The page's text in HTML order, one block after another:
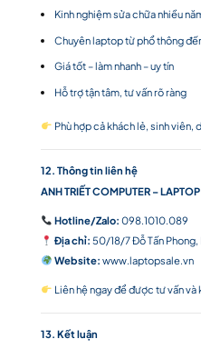
Kinh nghiệm sửa chữa nhiều
Chuyên laptop từ phổ thông
Giá tốt – làm nhanh – uy tín
Hỗ trợ tận tâm, tư vấn rõ ràng
Phù hợp cả khách lẻ, sinh viên,
12. Thông tin liên hệ
ANH TRIẾT COMPUTER –
Hotline/Zalo: 098.1010.089
Địa chỉ: 50/18/7 Đỗ Tấn Phong,
Website: www.laptopsale.vn
Liên hệ ngay để được tư vấn và
13. Kết luận